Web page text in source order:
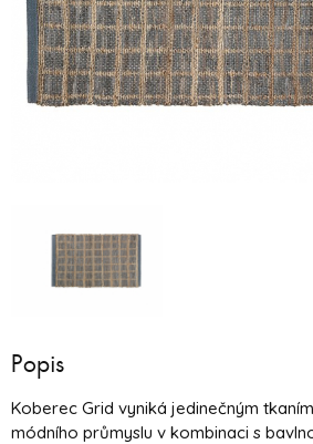
Popis
Koberec Grid vyniká jedinečným
módního průmyslu v kombinaci s